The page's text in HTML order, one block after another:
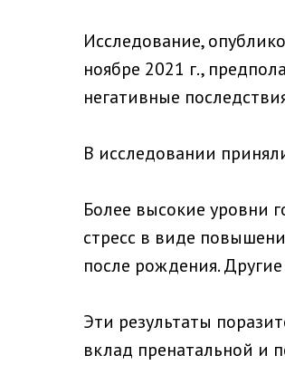
Исследование,
ноябре 2021 г.,
негативные
В исследовании
Более высокие уровни
стресс в виде
после рождения.
Эти результаты
вклад пренатальной и